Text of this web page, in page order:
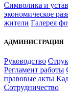
Символика и устав
экономическое
жители Галерея
АДМИНИСТРАЦИЯ
Руководство
Регламент работы
правовые акты
Сотрудничество